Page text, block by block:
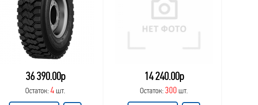
36 390.00р
Остаток:4шт.
14 240.00р
Остаток:300 шт.